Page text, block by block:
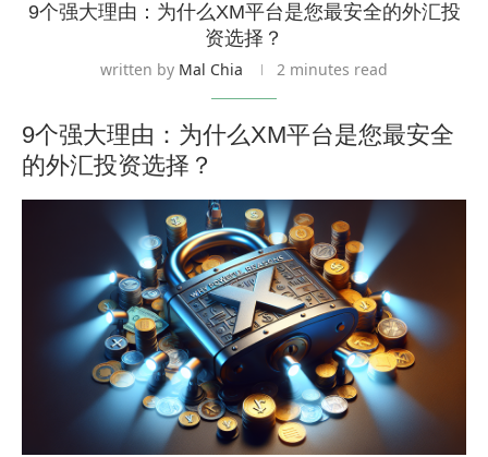
9个强大理由：为什么XM平台是您最安全的外汇投
资选择？
written by Mal Chia 2 minutes read
9个强大理由：为什么XM平台是您最安全
的外汇投资选择？